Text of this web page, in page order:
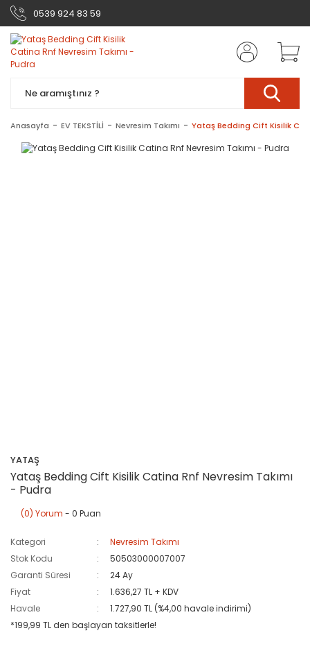
0539 924 83 59
Anasayfa EV TEKSTİLİ Nevresim Takımı Yataş Bedding Cift Kisilik
YATAŞ
Yataş Bedding Cift Kisilik Catina Rnf Nevresim Takımı
- Pudra
(0) Yorum - 0 Puan
Kategori
Nevresim Takımı
Stok Kodu
50503000007007
Garanti Süresi
24 Ay
Fiyat
1.636,27 TL + KDV
Havale
1.727,90 TL (%4,00 havale indirimi)
*199,99 TL den başlayan taksitlerle!